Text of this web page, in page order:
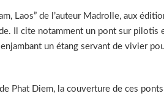
Laos” de l’auteur Madrolle, aux
Il cite notamment un pont sur pilotis
un étang servant de vivier
Phat Diem, la couverture de ces